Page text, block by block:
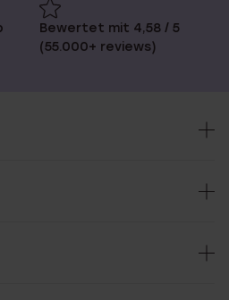
Bewertet mit 4,58 / 5
(55.000+ reviews)